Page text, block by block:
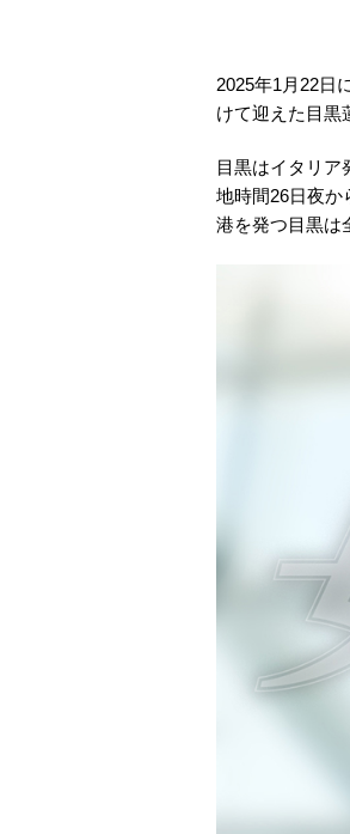
2025年1月22日
けて迎えた目黒
目黒はイタリア
地時間26日夜か
港を発つ目黒は